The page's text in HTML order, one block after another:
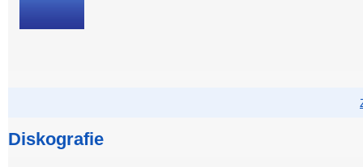
Diskografie